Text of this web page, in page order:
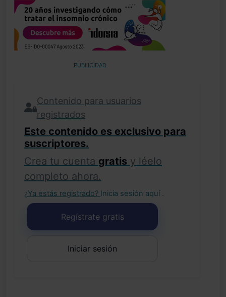
PUBLICIDAD
Contenido para usuarios
registrados
Este contenido es exclusivo para
suscriptores.
Crea tu cuenta gratis y léelo
completo ahora.
¿Ya estás registrado? Inicia sesión aquí .
Regístrate gratis
Iniciar sesión